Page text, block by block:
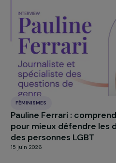
FÉMINISMES